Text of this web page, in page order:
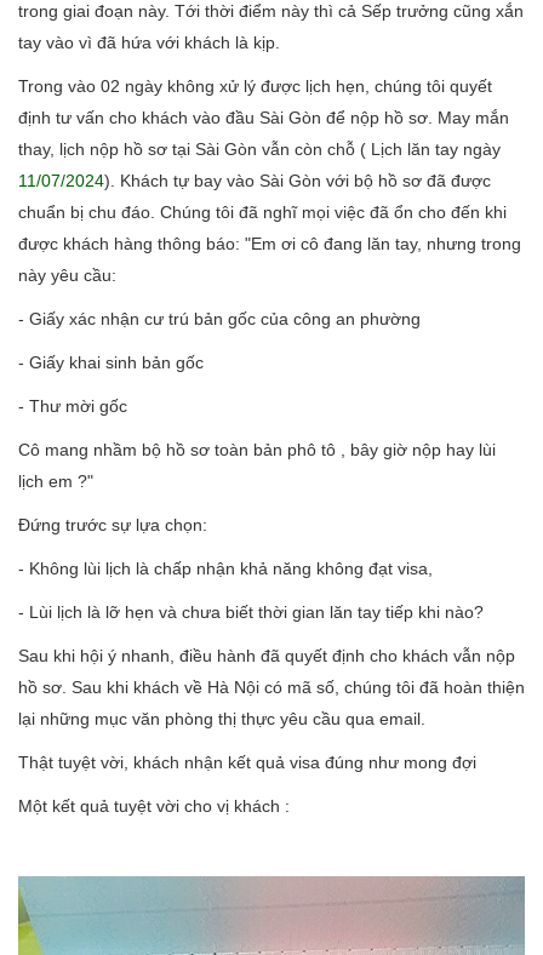
trong giai đoạn này. Tới thời điểm này thì cả Sếp trưởng cũng xắn
tay vào vì đã hứa với khách là kịp.
Trong vào 02 ngày không xử lý được lịch hẹn, chúng tôi quyết
định tư vấn cho khách vào đầu Sài Gòn để nộp hồ sơ. May mắn
thay, lịch nộp hồ sơ tại Sài Gòn vẫn còn chỗ ( Lịch lăn tay ngày
11/07/2024). Khách tự bay vào Sài Gòn với bộ hồ sơ đã được
chuẩn bị chu đáo. Chúng tôi đã nghĩ mọi việc đã ổn cho đến khi
được khách hàng thông báo: "Em ơi cô đang lăn tay, nhưng trong
này yêu cầu:
- Giấy xác nhận cư trú bản gốc của công an phường
- Giấy khai sinh bản gốc
- Thư mời gốc
Cô mang nhầm bộ hồ sơ toàn bản phô tô , bây giờ nộp hay lùi
lịch em ?"
Đứng trước sự lựa chọn:
- Không lùi lịch là chấp nhận khả năng không đạt visa,
- Lùi lịch là lỡ hẹn và chưa biết thời gian lăn tay tiếp khi nào?
Sau khi hội ý nhanh, điều hành đã quyết định cho khách vẫn nộp
hồ sơ. Sau khi khách về Hà Nội có mã số, chúng tôi đã hoàn thiện
lại những mục văn phòng thị thực yêu cầu qua email.
Thật tuyệt vời, khách nhận kết quả visa đúng như mong đợi
Một kết quả tuyệt vời cho vị khách :